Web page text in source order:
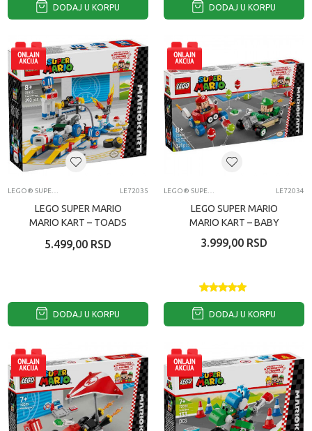
DODAJ U KORPU DODAJ U KORPU
LE72035
LEGO SUPER MARIO
MARIO KART – TOADS
5.499,00 RSD
DODAJ U KORPU
LE72034
LEGO SUPER MARIO
MARIO KART – BABY
MARIO VS BABY LUIGI
3.999,00 RSD
DODAJ U KORPU